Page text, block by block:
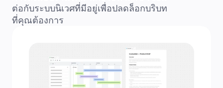
การเปลี่ยนแปลงวิถีการทำงาน
ประสบการณ์ดิจิทัลของพนักงาน
ประสบการณ์ลูกค้าและการออกแบบบริการ
เรื่องราวของลูกค้า
Academy
เว็บบินาร์
Reforge Learning
ต่อกับระบบนิเวศที่มีอยู่เพื่อปลดล็อกบริบท
ที่คุณต้องการ